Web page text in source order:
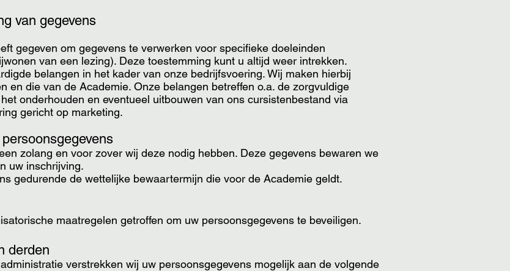
van gegevens
gegeven om gegevens te verwerken voor specifieke doeleinden
van een lezing). Deze toestemming kunt u altijd weer intrekken.
belangen in het kader van onze bedrijfsvoering. Wij maken hierbij
en die van de Academie. Onze belangen betreffen o.a. de zorgvuldige
onderhouden en eventueel uitbouwen van ons cursistenbestand via
gericht op marketing.​
zolang en voor zover wij deze nodig hebben. Deze gegevens bewaren we
uw inschrijving.
gedurende de wettelijke bewaartermijn die voor de Academie geldt.
maatregelen getroffen om uw persoonsgegevens te beveiligen.
derden
verstrekken wij uw persoonsgegevens mogelijk aan de volgende